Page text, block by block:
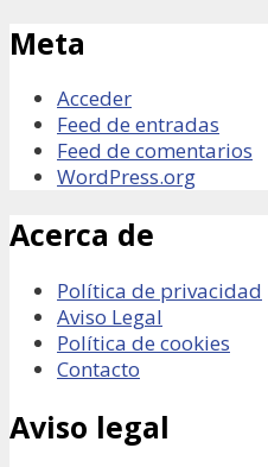
Meta
Acceder
Feed de entradas
Feed de comentarios
WordPress.org
Acerca de
Política de privacidad
Aviso Legal
Política de cookies
Contacto
Aviso legal